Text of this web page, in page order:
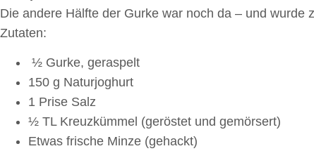
Die andere Hälfte der Gurke war noch da – und wurde
Zutaten:
½ Gurke, geraspelt
150 g Naturjoghurt
1 Prise Salz
½ TL Kreuzkümmel (geröstet und gemörsert)
Etwas frische Minze (gehackt)